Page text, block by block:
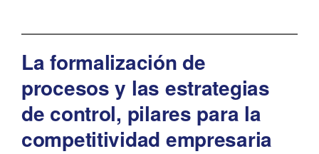
La formalización de
procesos y las estrategias
de control, pilares para la
competitividad empresaria